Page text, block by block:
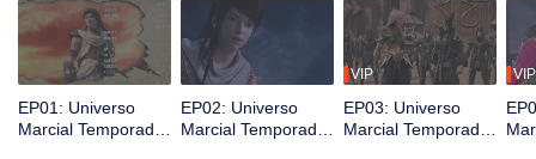
EP01: Universo
Marcial Temporada
EP02: Universo
Marcial Temporada
VIP
EP03: Universo
Marcial Temporada
VIP